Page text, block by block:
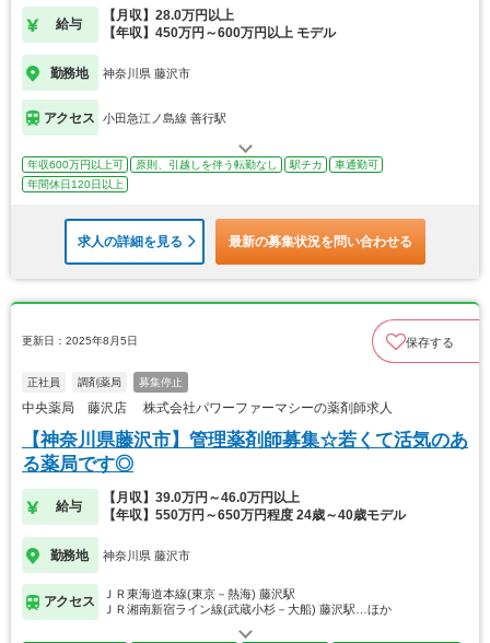
給与
【月収】28.0万円以上
【年収】450万円～600万円以上 モデル
勤務地 神奈川県 藤沢市
アクセス 小田急江ノ島線 善行駅
年収600万円以上可 原則、引越しを伴う転勤なし 駅チカ
車通勤可
年間休日120日以上
求人の詳細を見る 最新の募集状況を問い合わせる
更新日：2025年8月5日 保存する
正社員 調剤薬局 募集停止
中央薬局 藤沢店 株式会社パワーファーマシーの薬剤師求人
【神奈川県藤沢市】管理薬剤師募集☆若くて活気のあ
る薬局です◎
給与
【月収】39.0万円～46.0万円以上
【年収】550万円～650万円程度 24歳～40歳モデル
勤務地 神奈川県 藤沢市
アクセス
ＪＲ東海道本線(東京－熱海) 藤沢駅
ＪＲ湘南新宿ライン線(武蔵小杉－大船) 藤沢駅…ほか